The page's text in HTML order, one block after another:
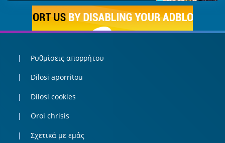
Ρυθμίσεις απορρήτου
Dilosi aporritou
Dilosi cookies
Oroi chrisis
Σχετικά με εμάς